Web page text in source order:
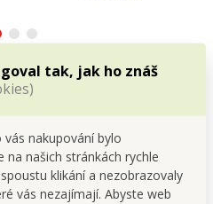
tak, jak ho znáš
nakupování bylo
na našich stránkách rychle
klikání a nezobrazovaly
vás nezajímají. Abyste web
při různých sportovních
nošení jako módní